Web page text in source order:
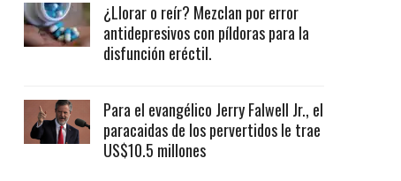
¿Llorar o reír? Mezclan por error
antidepresivos con píldoras para la
disfunción eréctil.
Para el evangélico Jerry Falwell Jr., el
paracaidas de los pervertidos le trae
US$10.5 millones